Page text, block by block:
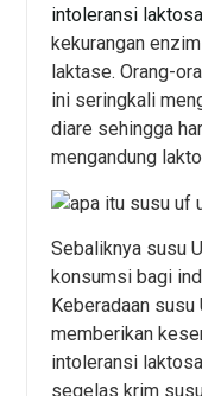
intoleransi laktosa
kekurangan
laktase. Orang-
ini seringkali
diare sehingga
mengandung
Sebaliknya susu
konsumsi bagi
Keberadaan
memberikan
intoleransi
segelas krim